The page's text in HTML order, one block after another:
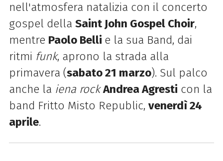
nell'atmosfera natalizia con il concerto
gospel della Saint John Gospel Choir,
mentre Paolo Belli e la sua Band, dai
ritmi funk, aprono la strada alla
primavera (sabato 21 marzo). Sul palco
anche la iena rockAndrea Agresti con la
band Fritto Misto Republic, venerdì 24
aprile.